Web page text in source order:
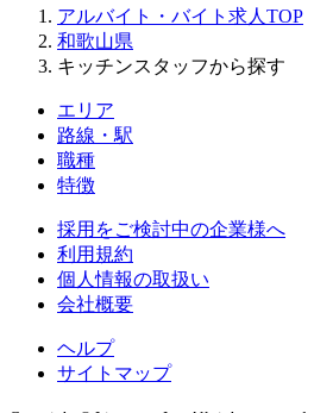
アルバイト・バイト求人TOP
和歌山県
キッチンスタッフから探す
エリア
路線・駅
職種
特徴
採用をご検討中の企業様へ
利用規約
個人情報の取扱い
会社概要
ヘルプ
サイトマップ